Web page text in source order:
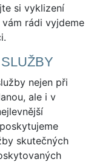
si vyklizení
rádi vyjdeme
nejen při
ale i v
skutečných